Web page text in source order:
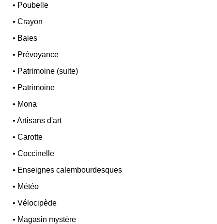
• Poubelle
•Crayon
• Baies
• Prévoyance
• Patrimoine (suite)
• Patrimoine
• Mona
•Artisans d'art
•Carotte
•Coccinelle
• Enseignes calembourdesques
• Météo
•Vélocipède
• Magasin mystère